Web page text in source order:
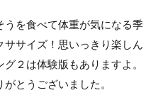
うを食べて体重が気になる季
サイズ！思いっきり楽しん
２は体験版もありますよ。
とうございました。